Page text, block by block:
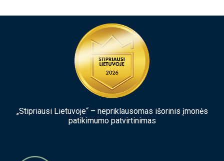
„Stipriausi Lietuvoje“ – nepriklausomas išorinis įmonės
patikimumo patvirtinimas